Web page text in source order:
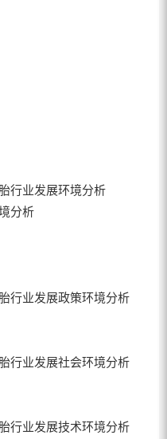
行业发展环境分析
分析
行业发展政策环境分析
行业发展社会环境分析
行业发展技术环境分析